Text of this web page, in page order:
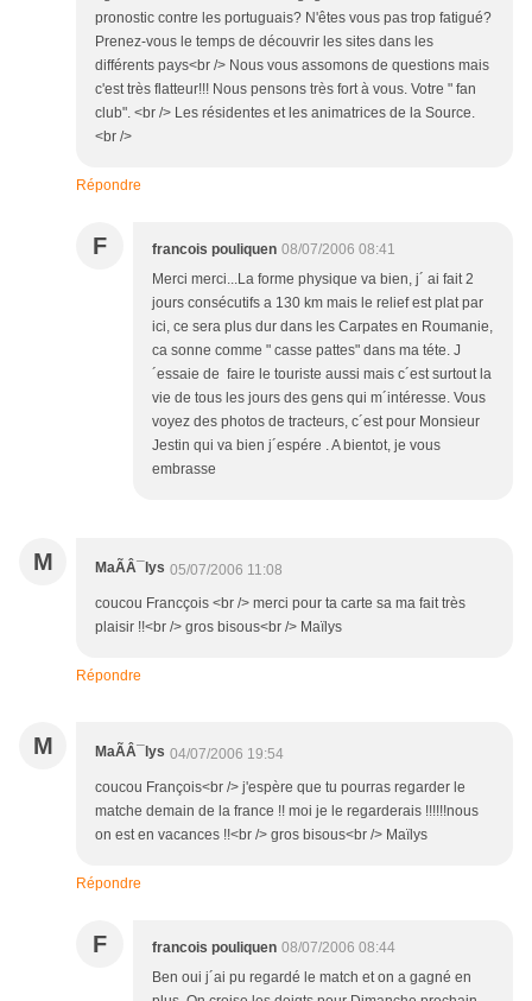
pronostic contre les portuguais? N'êtes vous pas trop fatigué?
Prenez-vous le temps de découvrir les sites dans les
différents pays<br /> Nous vous assomons de questions mais
c'est très flatteur!!! Nous pensons très fort à vous. Votre " fan
club". <br /> Les résidentes et les animatrices de la Source.
<br />
Répondre
F francois pouliquen 08/07/2006 08:41
Merci merci...La forme physique va bien, j´ ai fait 2
jours consécutifs a 130 km mais le relief est plat par
ici, ce sera plus dur dans les Carpates en Roumanie,
ca sonne comme " casse pattes" dans ma téte. J
´essaie de faire le touriste aussi mais c´est surtout la
vie de tous les jours des gens qui m´intéresse. Vous
voyez des photos de tracteurs, c´est pour Monsieur
Jestin qui va bien j´espére . A bientot, je vous
embrasse
M MaÃÂ¯lys 05/07/2006 11:08
coucou Francçois <br /> merci pour ta carte sa ma fait très
plaisir !!<br /> gros bisous<br /> Maïlys
Répondre
M MaÃÂ¯lys 04/07/2006 19:54
coucou François<br /> j'espère que tu pourras regarder le
matche demain de la france !! moi je le regarderais !!!!!!nous
on est en vacances !!<br /> gros bisous<br /> Maïlys
Répondre
F francois pouliquen 08/07/2006 08:44
Ben oui j´ai pu regardé le match et on a gagné en